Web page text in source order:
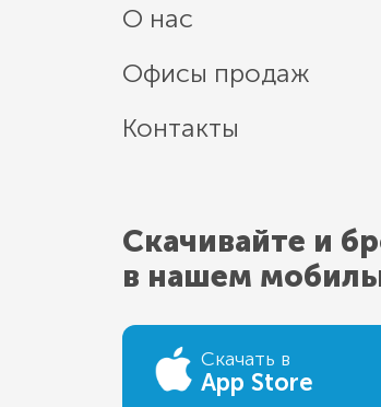
О нас
Офисы продаж
Контакты
Скачивайте и
в нашем
Скачать в
App Store